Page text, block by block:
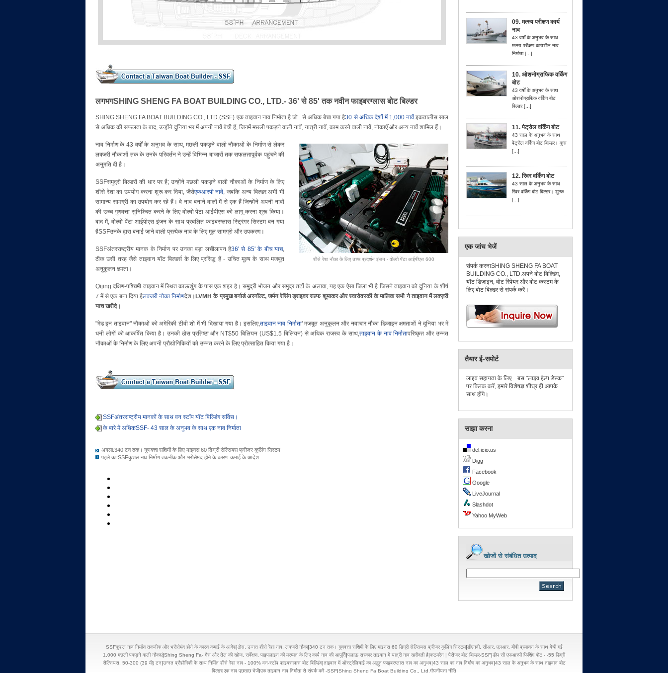
लगभगSHING SHENG FA BOAT BUILDING CO., LTD.- 36' से 85' तक नवीन फाइबरग्लास बोट बिल्डर
SHING SHENG FA BOAT BUILDING CO., LTD.(SSF) एक ताइवान नाव निर्माता है जो . से अधिक बेचा गया है30 से अधिक देशों में 1,000 नावें.इकतालीस साल
से अधिक की सफलता के बाद, उन्होंने दुनिया भर में अपनी नावें बेची हैं, जिनमें मछली पकड़ने वाली नावें, यात्री नावें, काम करने वाली नावें, नौकाएँ और अन्य नावें शामिल हैं।
शीसे रेशा नौका के लिए उच्च प्रदर्शन इंजन - वोल्वो पेंटा आईपीएस 600
नाव निर्माण के 43 वर्षों के अनुभव के साथ, मछली पकड़ने वाली नौकाओं के निर्माण से लेकर
लक्जरी नौकाओं तक के उनके परिवर्तन ने उन्हें विभिन्न बाजारों तक सफलतापूर्वक पहुंचने की
अनुमति दी है।
SSFसमुद्री बिल्डरों की धार पर है; उन्होंने मछली पकड़ने वाली नौकाओं के निर्माण के लिए
शीसे रेशा का उपयोग करना शुरू कर दिया, जैसेएफआरपी नावें, जबकि अन्य बिल्डर अभी भी
सामान्य सामग्री का उपयोग कर रहे हैं। वे नाव बनाने वालों में से एक हैं जिन्होंने अपनी नावों
की उच्च गुणवत्ता सुनिश्चित करने के लिए वोल्वो पेंटा आईपीएस को लागू करना शुरू किया।
बाद में, वोल्वो पेंटा आईपीएस इंजन के साथ प्रबलित फाइबरग्लास स्ट्रिंगर सिस्टम बन गया
हैSSFउनके द्वारा बनाई जाने वाली प्रत्येक नाव के लिए मूल सामग्री और उपकरण।
SSFअंतरराष्ट्रीय मानक के निर्माण पर उनका बड़ा लचीलापन है36' से 85' के बीच याच,
ठीक उसी तरह जैसे ताइवान यॉट बिल्डर्स के लिए प्रसिद्ध हैं - उचित मूल्य के साथ मजबूत
अनुकूलन क्षमता।
Qijing दक्षिण-पश्चिमी ताइवान में स्थित काऊशुंग के पास एक शहर है। समुद्री भोजन और समुद्र तटों के अलावा, यह एक ऐसा जिला भी है जिसने ताइवान को दुनिया के शीर्ष
7 में से एक बना दिया हैलक्जरी नौका निर्माणदेश। LVMH के प्रमुख बर्नार्ड अरनॉल्ट, जर्मन रेसिंग ड्राइवर राल्फ शूमाकर और स्वारोवस्की के मालिक सभी ने ताइवान में लक्ज़री
याच खरीदे।
"मेड इन ताइवान" नौकाओं को अमेरिकी टीवी शो में भी दिखाया गया है। इसलिए,ताइवान नाव निर्माता' मजबूत अनुकूलन और नवाचार नौका डिजाइन क्षमताओं ने दुनिया भर में
धनी लोगों को आकर्षित किया है। उनकी ठोस प्रतिष्ठा और NT$50 बिलियन (US$1.5 बिलियन) से अधिक राजस्व के साथ,ताइवान के नाव निर्मातापरिष्कृत और उन्नत
नौकाओं के निर्माण के लिए अपनी प्रौद्योगिकियों को उन्नत करने के लिए प्रोत्साहित किया गया है।
SSFअंतरराष्ट्रीय मानकों के साथ वन स्टॉप यॉट बिल्डिंग सर्विस।
के बारे में अधिकSSF- 43 साल के अनुभव के साथ एक नाव निर्माता
अगला:340 टन तक। गुणवत्ता सशिमी के लिए माइनस 60 डिग्री सेल्सियस फ्रीजर कूलिंग सिस्टम
पहले का:SSFकुशल नाव निर्माण तकनीक और भरोसेमंद होने के कारण कमाई के आदेश
09. मत्स्य परीक्षण कार्य
नाव
43 वर्षों के अनुभव के साथ
मत्स्य परीक्षण कार्यशील नाव
निर्माता [...]
10. ओशनोग्राफिक वर्किंग
बोट
43 वर्षों के अनुभव के साथ
ओशनोग्राफिक वर्किंग बोट
बिल्डर [...]
11. पेट्रोल वर्किंग बोट
43 साल के अनुभव के साथ
पेट्रोल वर्किंग बोट बिल्डर। कुस
[...]
12. रिवर वर्किंग बोट
43 साल के अनुभव के साथ
रिवर वर्किंग बोट बिल्डर। शुल्क
[...]
एक जांच भेजें
संपर्क करनाSHING SHENG FA BOAT
BUILDING CO., LTD.अपने बोट बिल्डिंग,
यॉट डिज़ाइन, बोट रिपेयर और बोट कस्टम के
लिए बोट बिल्डर से संपर्क करें।
तैयार ई-सपोर्ट
लाइव सहायता के लिए... बस "लाइव हेल्प डेस्क"
पर क्लिक करें, हमारे विशेषज्ञ शीघ्र ही आपके
साथ होंगे।
साझा करना
del.icio.us
Digg
Facebook
Google
LiveJournal
Slashdot
Yahoo MyWeb
खोजों से संबंधित उत्पाद
SSFकुशल नाव निर्माण तकनीक और भरोसेमंद होने के कारण कमाई के आदेश|ठोस, उन्नत शीसे रेशा नाव, लक्जरी नौका|340 टन तक। गुणवत्ता सशिमी के लिए माइनस 60 डिग्री सेल्सियस फ्रीजर कूलिंग सिस्टम|डीएनवी, सीआर, एलआर, बीवी प्रमाणन के साथ बेची गई
1,000 मछली पकड़ने वाली नौकाएं|Shing Sheng Fa- गैस और तेल की खोज, सर्वेक्षण, पाइपलाइन की मरम्मत के लिए कार्य नाव की आपूर्ति|पलाऊ सरकार ताइवान में यात्री नाव खरीदती है|कटमरैन | पैसेंजर बोट बिल्डर-SSF|डीप सी एफआरपी फिशिंग बोट - -55 डिग्री
सेल्सियस, 50-300 (39 मी) टन|उन्नत प्रौद्योगिकी के साथ निर्मित शीसे रेशा नाव - 100% वन-स्टॉप फाइबरग्लास बोट बिल्डिंग|ताइवान में ऑस्ट्रेलियाई का अद्भुत फाइबरग्लास नाव का अनुभव|43 साल का नाव निर्माण का अनुभव|43 साल के अनुभव के साथ ताइवान बोट
बिल्डर|एक नाव पूछताछ भेजें|एक ताइवान नाव निर्माता से संपर्क करें -SSF|Shing Sheng Fa Boat Building Co., Ltd.गोपनीयता नीति